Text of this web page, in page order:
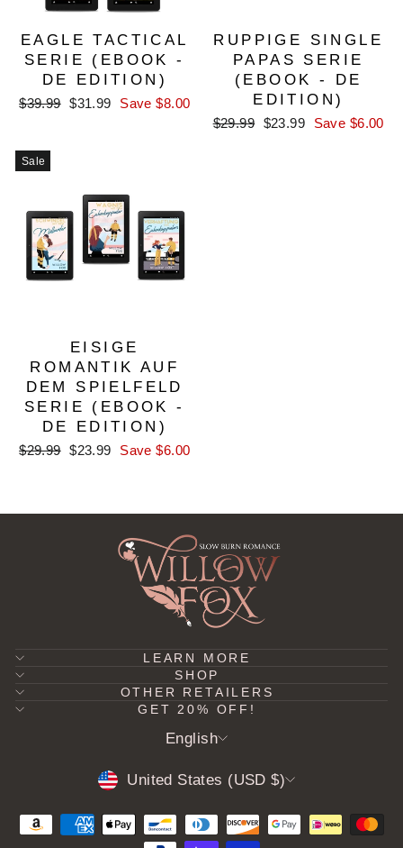
EAGLE TACTICAL
SERIE (EBOOK -
DE EDITION)
Regular
$39.99 Sale
$31.99 Save $8.00
RUPPIGE SINGLE
PAPAS SERIE
(EBOOK - DE
EDITION)
Regular
$29.99 Sale
$23.99 Save $6.00
Sale
EISIGE
ROMANTIK AUF
DEM SPIELFELD
SERIE (EBOOK -
DE EDITION)
Regular
$29.99 Sale
$23.99 Save $6.00
LEARN MORE
SHOP
OTHER RETAILERS
GET 20% OFF!
LANGUAGE
English
CURRENCY
United States (USD $)